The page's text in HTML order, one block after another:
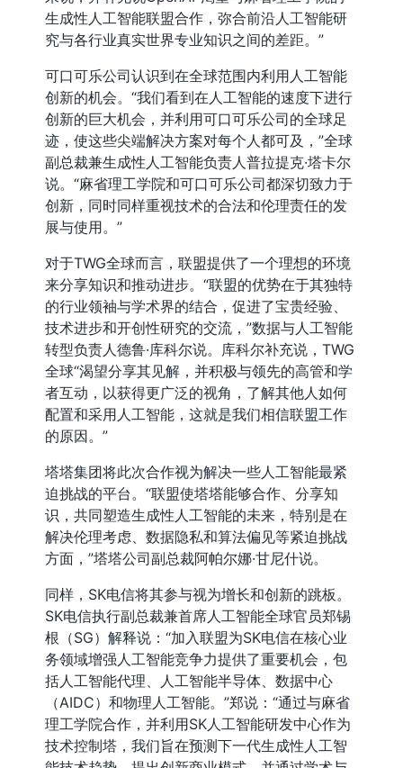
生成性人工智能联盟合作，弥合前沿人工智能研
究与各行业真实世界专业知识之间的差距。”
可口可乐公司认识到在全球范围内利用人工智能
创新的机会。“我们看到在人工智能的速度下进行
创新的巨大机会，并利用可口可乐公司的全球足
迹，使这些尖端解决方案对每个人都可及，”全球
副总裁兼生成性人工智能负责人普拉提克·塔卡尔
说。“麻省理工学院和可口可乐公司都深切致力于
创新，同时同样重视技术的合法和伦理责任的发
展与使用。”
对于TWG全球而言，联盟提供了一个理想的环境
来分享知识和推动进步。“联盟的优势在于其独特
的行业领袖与学术界的结合，促进了宝贵经验、
技术进步和开创性研究的交流，”数据与人工智能
转型负责人德鲁·库科尔说。库科尔补充说，TWG
全球“渴望分享其见解，并积极与领先的高管和学
者互动，以获得更广泛的视角，了解其他人如何
配置和采用人工智能，这就是我们相信联盟工作
的原因。”
塔塔集团将此次合作视为解决一些人工智能最紧
迫挑战的平台。“联盟使塔塔能够合作、分享知
识，共同塑造生成性人工智能的未来，特别是在
解决伦理考虑、数据隐私和算法偏见等紧迫挑战
方面，”塔塔公司副总裁阿帕尔娜·甘尼什说。
同样，SK电信将其参与视为增长和创新的跳板。
SK电信执行副总裁兼首席人工智能全球官员郑锡
根（SG）解释说：“加入联盟为SK电信在核心业
务领域增强人工智能竞争力提供了重要机会，包
括人工智能代理、人工智能半导体、数据中心
（AIDC）和物理人工智能。”郑说：“通过与麻省
理工学院合作，并利用SK人工智能研发中心作为
技术控制塔，我们旨在预测下一代生成性人工智